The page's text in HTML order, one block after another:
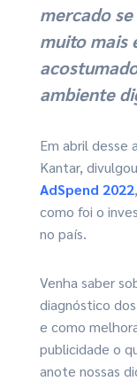
mercado
muito mais
ambiente
Em abril desse
Kantar,
AdSpend 2022
como foi o
no país.
Venha saber
diagnóstico
e como
publicidade o
anote nossas